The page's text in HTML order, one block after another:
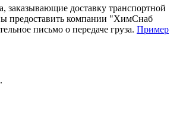
заказывающие доставку транспортной
предоставить компании "ХимСнаб
письмо о передаче груза. Пример